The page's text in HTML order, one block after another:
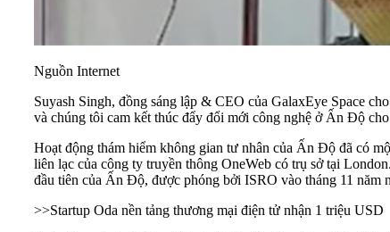
Nguồn Internet
Suyash Singh, đồng sáng lập & CEO của GalaxEye Space
và chúng tôi cam kết thúc đẩy đổi mới công nghệ ở Ấn Độ
Hoạt động thám hiểm không gian tư nhân của Ấn Độ đã có
liên lạc của công ty truyền thông OneWeb có trụ sở tại
đầu tiên của Ấn Độ, được phóng bởi ISRO vào tháng 11 năm
>>Startup Oda nền tảng thương mại điện tử nhận 1 triệu USD